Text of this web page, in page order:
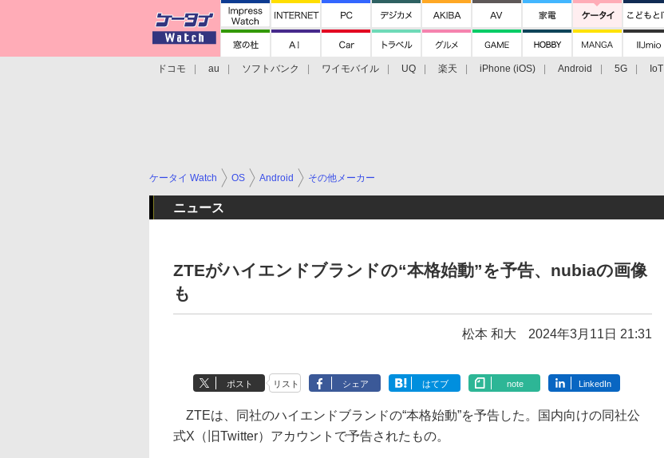
ドコモ au ソフトバンク ワイモバイル UQ 楽天 iPhone (iOS) Android 5G IoT
ケータイ Watch OS Android その他メーカー
ニュース
ZTEがハイエンドブランドの“本格始動”を予告、nubiaの画像
も
松本 和大 2024年3月11日 21:31
ポスト リスト シェア はてブ note LinkedIn
ZTEは、同社のハイエンドブランドの“本格始動”を予告した。国内向けの同社公
式X（旧Twitter）アカウントで予告されたもの。